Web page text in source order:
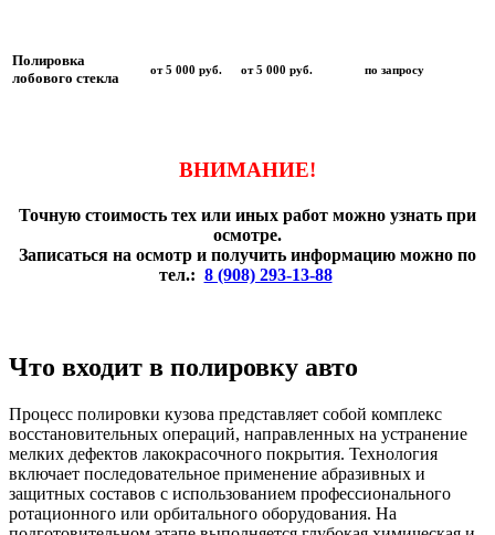
Полировка
лобового стекла
от 5 000 руб. от 5 000 руб. по запросу
ВНИМАНИЕ!
Точную стоимость тех или иных работ можно узнать при
осмотре.
Записаться на осмотр и получить информацию можно по
тел.: 8 (908) 293-13-88
Что входит в полировку авто
Процесс полировки кузова представляет собой комплекс
восстановительных операций, направленных на устранение
мелких дефектов лакокрасочного покрытия. Технология
включает последовательное применение абразивных и
защитных составов с использованием профессионального
ротационного или орбитального оборудования. На